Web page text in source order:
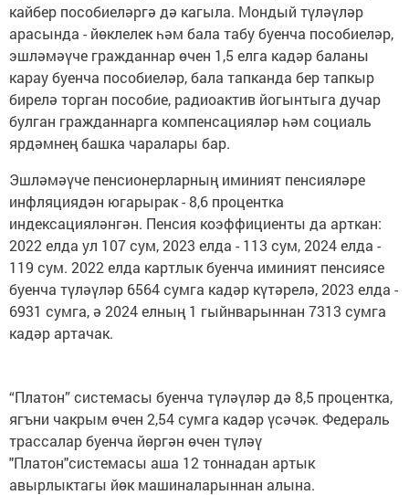
кайбер пособиеләргә дә кагыла. Мондый түләүләр
арасында - йөклелек һәм бала табу буенча пособиеләр,
эшләмәүче гражданнар өчен 1,5 елга кадәр баланы
карау буенча пособиеләр, бала тапканда бер тапкыр
бирелә торган пособие, радиоактив йогынтыга дучар
булган гражданнарга компенсацияләр һәм социаль
ярдәмнең башка чаралары бар.
Эшләмәүче пенсионерларның иминият пенсияләре
инфляциядән югарырак - 8,6 процентка
индексацияләнгән. Пенсия коэффициенты да арткан:
2022 елда ул 107 сум, 2023 елда - 113 сум, 2024 елда -
119 сум. 2022 елда картлык буенча иминият пенсиясе
буенча түләүләр 6564 сумга кадәр күтәрелә, 2023 елда -
6931 сумга, ә 2024 елның 1 гыйнварыннан 7313 сумга
кадәр артачак.
“Платон” системасы буенча түләүләр дә 8,5 процентка,
ягъни чакрым өчен 2,54 сумга кадәр үсәчәк. Федераль
трассалар буенча йөргән өчен түләү
"Платон"системасы аша 12 тоннадан артык
авырлыктагы йөк машиналарыннан алына.